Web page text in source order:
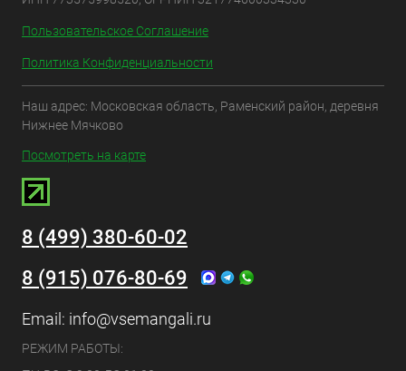
Пользовательское Соглашение
Политика Конфиденциальности
Наш адрес: Московская область, Раменский район, деревня
Нижнее Мячково
Посмотреть на карте
8 (499) 380-60-02
8 (915) 076-80-69
Email: info@vsemangali.ru
РЕЖИМ РАБОТЫ: